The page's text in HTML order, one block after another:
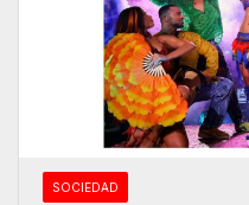
SOCIEDAD